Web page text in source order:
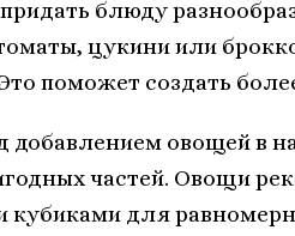
блюду
цукини или
поможет создать
добавлением овощей в
частей. Овощи
для